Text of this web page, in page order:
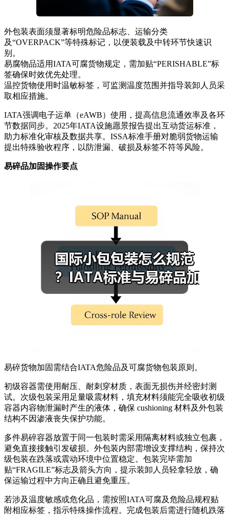
外包装表面须显著标明危险品标志、运输分类
及“OVERPACK”等特殊标记，以便装载及中转环节快速识
别。
易腐物品适用IATA可腐货物规定，需加贴“PERISHABLE”标
签确保时效优先处理。
温控货物使用时温敏标签，可监测温度范围并指导装卸人员采
取相应措施。
IATA强调电子运单（eAWB）使用，提高信息流通效率及各环
节数据同步。2025年IATA设施愿景报告提出互动货运标准，
助力标准化审核及数据共享。ISSA标准手册对脆弱货物运输
提出特殊验收程序，以防泄漏、破损及标签不符等风险。
易碎品加固操作要点
易碎货物加固需结合IATA危险品及可腐货物包装原则。
初级容器需使用耐压、耐刺穿材质，表面无损伤并经密封测
试。次级包装采用足量吸震材料，填充材料须能完全吸收初级
容器内容物泄漏时产生的液体，确保 cushioning 材料及外包装
结构不因渗液丧失保护功能。
多件易碎容器放置于同一包装时需采用隔离材料或独立包裹，
避免直接接触引发破损。外包装内部需增设支撑结构，保持次
级包装在跌落或震动环境中位置稳定。包装完毕需加
贴“FRAGILE”标志及箭头方向，提示装卸人员轻拿轻放，确
保运输过程中方向正确且避免重压。
若涉及温度敏感或危化品，需按照IATA可腐及危险品规程贴
附相应标签，指示特殊操作流程。完成包装后需进行随机跌落